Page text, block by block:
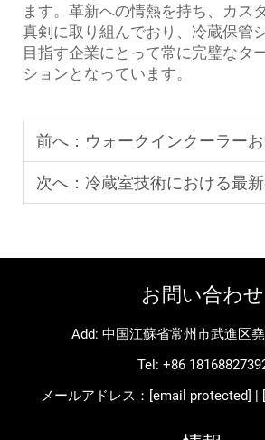
ます。革新への情熱を持ち、カス
真剣に取り組んでおり、冷蔵保管
目指す企業にとって常に完璧なタ
ションとなっています。
前へ： ウォークインクーラーおよびフリーザーコン
次へ： 冷蔵室技術における最
お問い合わせ
Add: 中国江蘇省常州市武進区
Tel: +86
メールアドレス： [email protected] |